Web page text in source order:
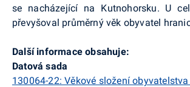
se nacházející na Kutnohorsku. U
převyšoval průměrný věk obyvatel
Další informace obsahuje:
Datová sada
130064-22: Věkové složení